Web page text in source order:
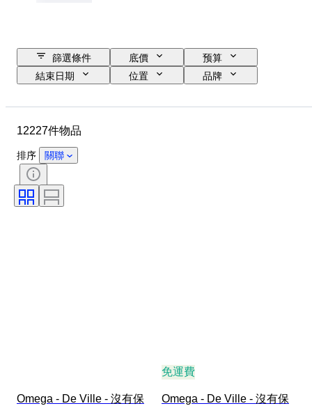
篩選條件 底價
预算
結束日期
位置
品牌
狀態
標題
顏色
時代
原件/副本
12227件物品
排序 關聯
Omega - De Ville - 沒有保
免運費
Omega - De Ville - 沒有保